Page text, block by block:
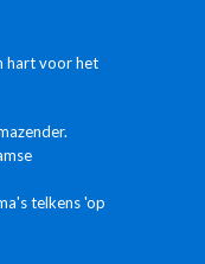
hart voor het
telkens 'op